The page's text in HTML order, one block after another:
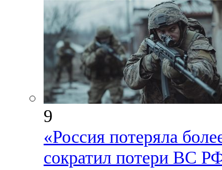
9
«Россия потеряла
сократил потери ВС